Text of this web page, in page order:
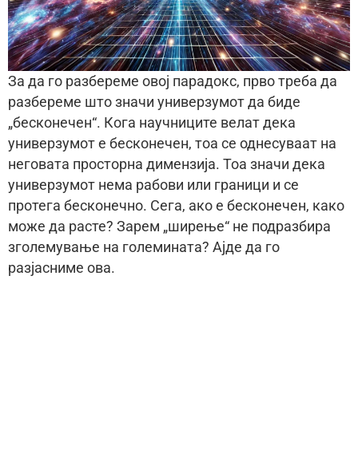
За да го разбереме овој парадокс, прво треба да
разбереме што значи универзумот да биде
„бесконечен“. Кога научниците велат дека
универзумот е бесконечен, тоа се однесуваат на
неговата просторна димензија. Тоа значи дека
универзумот нема рабови или граници и се
протега бесконечно. Сега, ако е бесконечен, како
може да расте? Зарем „ширење“ не подразбира
зголемување на големината? Ајде да го
разјасниме ова.